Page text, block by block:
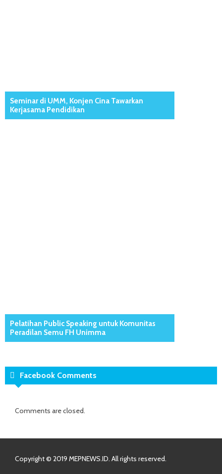
Seminar di UMM, Konjen Cina Tawarkan
Kerjasama Pendidikan
Pelatihan Public Speaking untuk Komunitas
Peradilan Semu FH Unimma
Facebook Comments
Comments are closed.
Copyright © 2019 MEPNEWS.ID. All rights reserved.